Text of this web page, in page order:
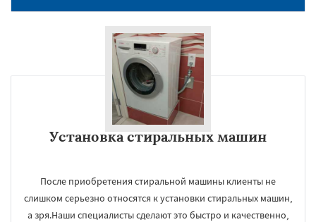
Установка стиральных машин
После приобретения стиральной машины клиенты не
слишком серьезно относятся к установки стиральных машин,
а зря.Наши специалисты сделают это быстро и качественно,